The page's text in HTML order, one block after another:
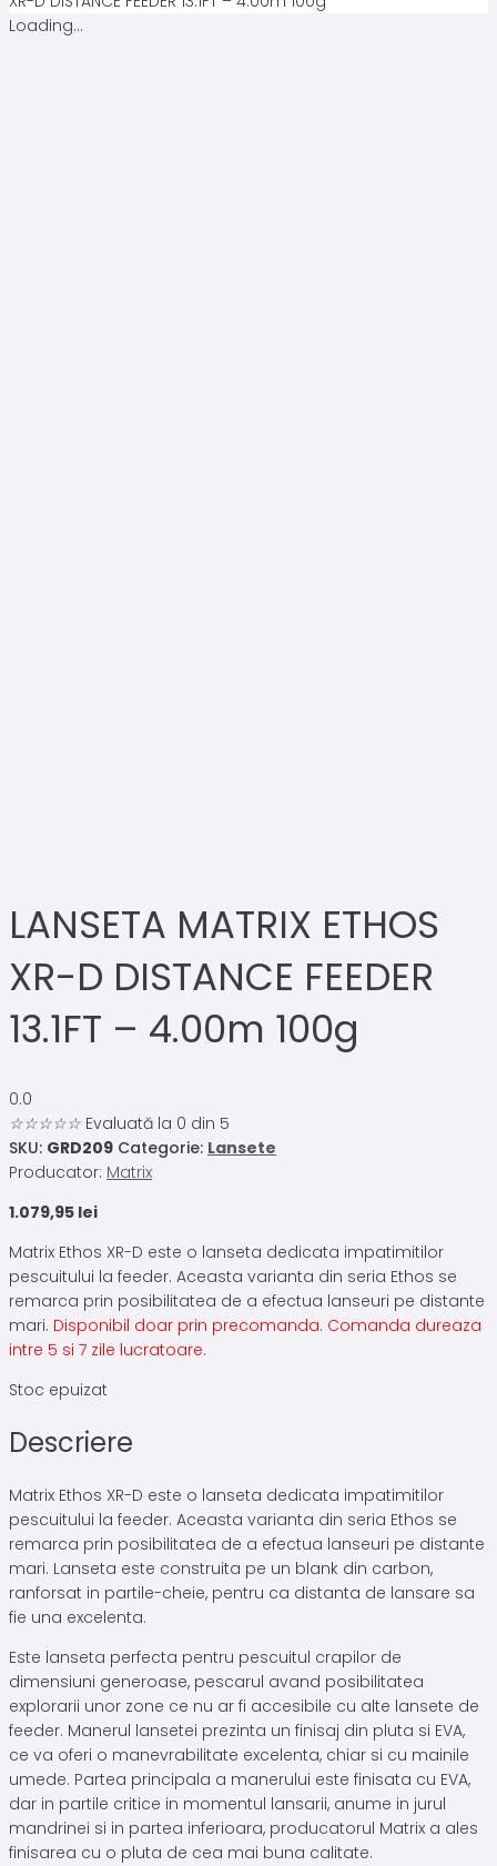
Loading...
LANSETA MATRIX ETHOS
XR-D DISTANCE FEEDER
13.1FT – 4.00m 100g
0.0
☆☆☆☆☆ Evaluată la 0 din 5
SKU: GRD209 Categorie: Lansete
Producator: Matrix
1.079,95 lei
Matrix Ethos XR-D este o lanseta dedicata impatimitilor
pescuitului la feeder. Aceasta varianta din seria Ethos se
remarca prin posibilitatea de a efectua lanseuri pe distante
mari. Disponibil doar prin precomanda. Comanda dureaza
intre 5 si 7 zile lucratoare.
Stoc epuizat
Descriere
Matrix Ethos XR-D este o lanseta dedicata impatimitilor
pescuitului la feeder. Aceasta varianta din seria Ethos se
remarca prin posibilitatea de a efectua lanseuri pe distante
mari. Lanseta este construita pe un blank din carbon,
ranforsat in partile-cheie, pentru ca distanta de lansare sa
fie una excelenta.
Este lanseta perfecta pentru pescuitul crapilor de
dimensiuni generoase, pescarul avand posibilitatea
explorarii unor zone ce nu ar fi accesibile cu alte lansete de
feeder. Manerul lansetei prezinta un finisaj din pluta si EVA,
ce va oferi o manevrabilitate excelenta, chiar si cu mainile
umede. Partea principala a manerului este finisata cu EVA,
dar in partile critice in momentul lansarii, anume in jurul
mandrinei si in partea inferioara, producatorul Matrix a ales
finisarea cu o pluta de cea mai buna calitate.